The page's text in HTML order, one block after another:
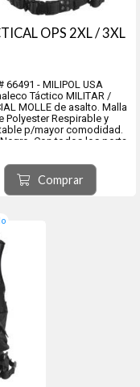
OPS 2XL / 3XL
66491 - MILIPOL USA
Táctico MILITAR /
MOLLE de asalto. Malla
Polyester Respirable y
p/mayor comodidad.
Con todos los porta
intervención exitosa.
Especial equivalente a 2XL /
3XL.
Comprar